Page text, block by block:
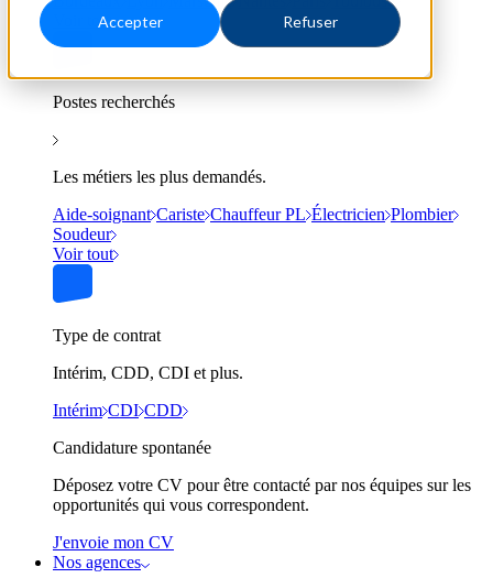
Accepter Refuser
Voir tout
Postes recherchés
Les métiers les plus demandés.
Aide-soignant Cariste Chauffeur PL Électricien Plombier
Soudeur
Voir tout
Type de contrat
Intérim, CDD, CDI et plus.
Intérim CDI CDD
Candidature spontanée
Déposez votre CV pour être contacté par nos équipes sur les
opportunités qui vous correspondent.
J'envoie mon CV
Nos agences